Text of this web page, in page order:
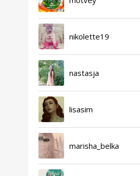
nikolette19
nastasja
lisasim
marisha_belka